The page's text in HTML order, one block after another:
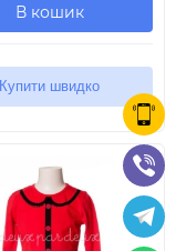
В кошик
Купити швидко